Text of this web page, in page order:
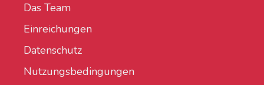
Das Team
Einreichungen
Datenschutz
Nutzungsbedingungen